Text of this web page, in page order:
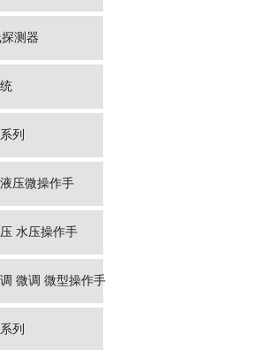
测器
列
压微操作手
水压操作手
微调 微型操作手
列